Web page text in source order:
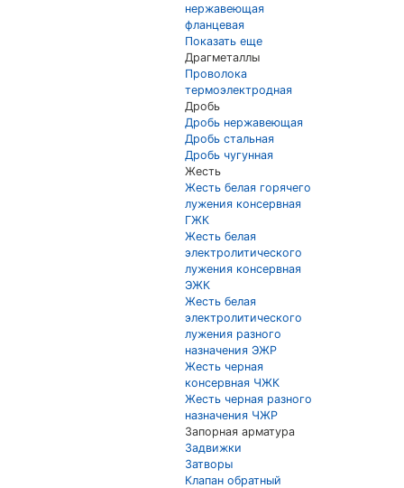
нержавеющая
фланцевая
Показать еще
Драгметаллы
Проволока
термоэлектродная
Дробь
Дробь нержавеющая
Дробь стальная
Дробь чугунная
Жесть
Жесть белая горячего
лужения консервная
ГЖК
Жесть белая
электролитического
лужения консервная
ЭЖК
Жесть белая
электролитического
лужения разного
назначения ЭЖР
Жесть черная
консервная ЧЖК
Жесть черная разного
назначения ЧЖР
Запорная арматура
Задвижки
Затворы
Клапан обратный